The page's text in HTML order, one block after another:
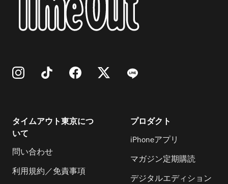
タイムアウト東京につ
いて
問い合わせ
利用規約／免責事項
プロダクト
iPhoneアプリ
マガジン定期購読
デジタルエディション